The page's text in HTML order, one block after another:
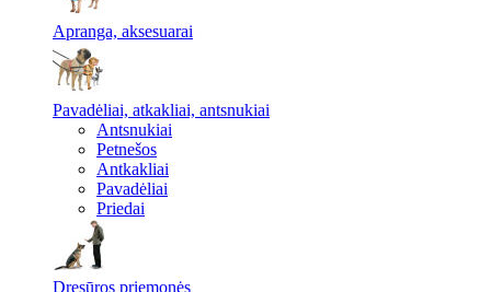
Apranga, aksesuarai
Pavadėliai, atkakliai, antsnukiai
Antsnukiai
Petnešos
Antkakliai
Pavadėliai
Priedai
Dresūros priemonės